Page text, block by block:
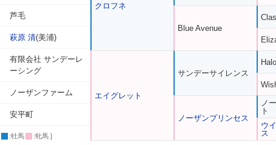
芦毛
萩原 清(美浦)
有限会社 サンデーレ
ーシング
ノーザンファーム
安平町
:牡馬 :牝馬 ]
クロフネ
エイグレット
Blue Avenue
サンデーサイレンス
ノーザンプリンセス
Halo
ノ
ト
ウ
ス